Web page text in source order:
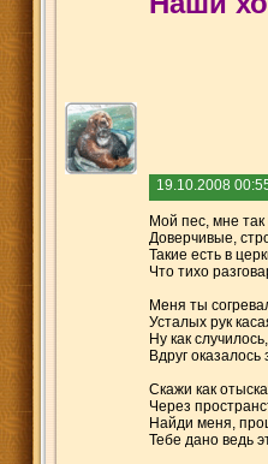
19.10.2008
Мой пес, мне
Доверчивые,
Такие есть в
Что тихо
Меня ты
Усталых рук
Ну как
Вдруг
Скажи как
Через
Найди меня,
Тебе дано ведь